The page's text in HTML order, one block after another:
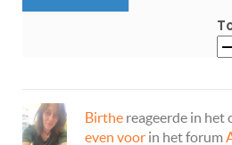
Birthe reageerde in het
even voor in het forum